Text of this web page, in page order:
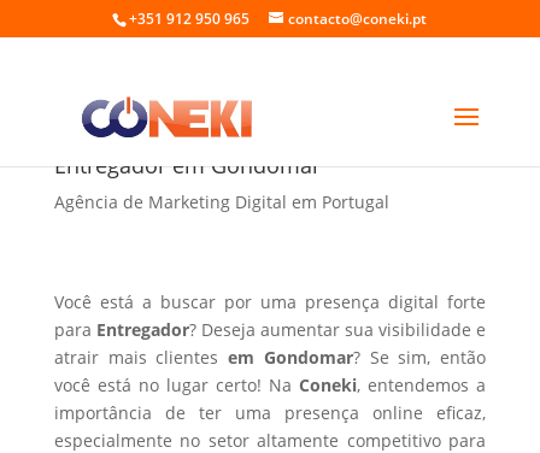
+351 912 950 965 contacto@coneki.pt
Agência de marketing digital para
Entregador em Gondomar
Agência de Marketing Digital em Portugal
Você está a buscar por uma presença digital forte
para Entregador? Deseja aumentar sua visibilidade e
atrair mais clientesem Gondomar? Se sim, então
você está no lugar certo! NaConeki, entendemos a
importância de ter uma presença online eficaz,
especialmente no setor altamente competitivo para